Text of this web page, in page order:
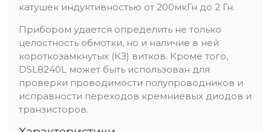
катушек индуктивностью от 200мкГн до 2 Гн.
Прибором удается определить не только
целостность обмотки, но и наличие в ней
короткозамкнутых (КЗ) витков. Кроме того,
DSL8240L может быть использован для
проверки проводимости полупроводников и
исправности переходов кремниевых диодов и
транзисторов.